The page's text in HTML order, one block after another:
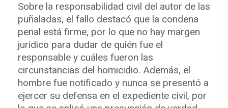
Sobre la responsabilidad civil del autor de las
puñaladas, el fallo destacó que la condena
penal está firme, por lo que no hay margen
jurídico para dudar de quién fue el
responsable y cuáles fueron las
circunstancias del homicidio. Además, el
hombre fue notificado y nunca se presentó a
ejercer su defensa en el expediente civil, por